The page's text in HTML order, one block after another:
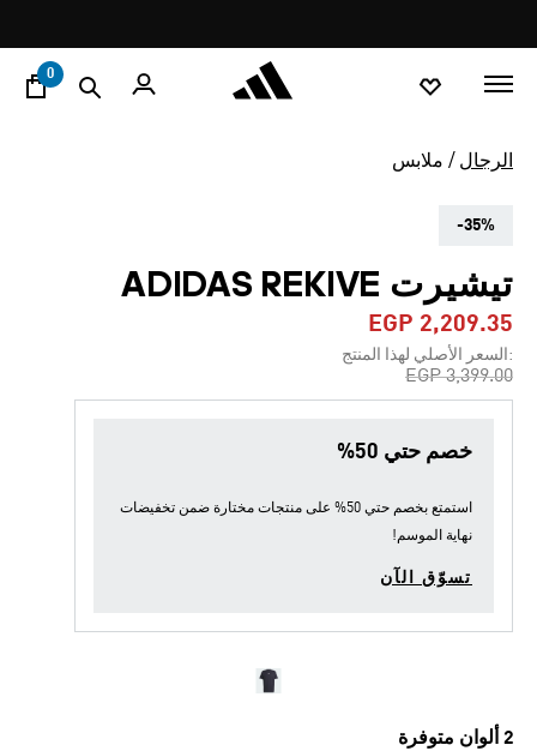
promotion
rotation
0
الرجال ملابس
-35%
تيشيرت ADIDAS REKIVE
EGP 2,209.35
:السعر الأصلي لهذا المنتج
Price reduced from
EGP 3,399.00
to
خصم حتي 50%
استمتع بخصم حتي 50% على منتجات مختارة ضمن
تخفيضات
نهاية الموسم!
تسوّق الآن
2 ألوان متوفرة